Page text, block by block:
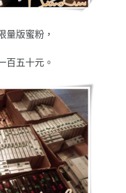
量版蜜粉，
百五十元。